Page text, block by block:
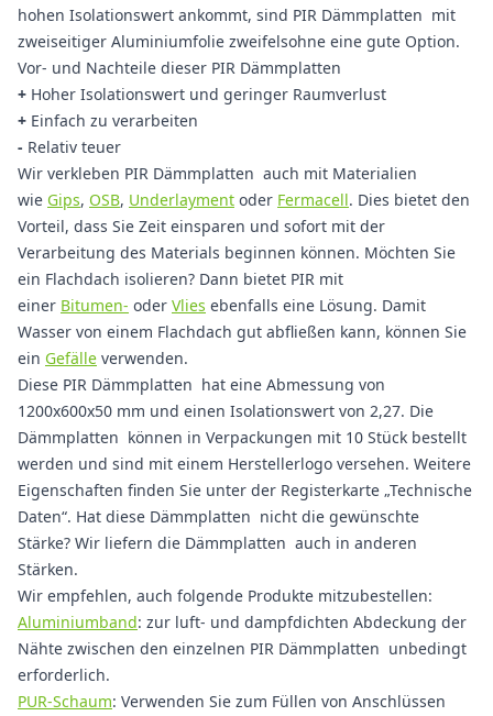
hohen Isolationswert ankommt, sind PIR Dämmplatten mit
zweiseitiger Aluminiumfolie zweifelsohne eine gute Option.
Vor- und Nachteile dieser PIR Dämmplatten
+ Hoher Isolationswert und geringer Raumverlust
+ Einfach zu verarbeiten
- Relativ teuer
Wir verkleben PIR Dämmplatten auch mit Materialien
wie Gips, OSB, Underlayment oder Fermacell. Dies bietet den
Vorteil, dass Sie Zeit einsparen und sofort mit der
Verarbeitung des Materials beginnen können. Möchten Sie
ein Flachdach isolieren? Dann bietet PIR mit
einer Bitumen- oder Vlies ebenfalls eine Lösung. Damit
Wasser von einem Flachdach gut abfließen kann, können Sie
ein Gefälle verwenden.
Diese PIR Dämmplatten hat eine Abmessung von
1200x600x50 mm und einen Isolationswert von 2,27. Die
Dämmplatten können in Verpackungen mit 10 Stück bestellt
werden und sind mit einem Herstellerlogo versehen. Weitere
Eigenschaften finden Sie unter der Registerkarte „Technische
Daten“. Hat diese Dämmplatten nicht die gewünschte
Stärke? Wir liefern die Dämmplatten auch in anderen
Stärken.
Wir empfehlen, auch folgende Produkte mitzubestellen:
Aluminiumband: zur luft- und dampfdichten Abdeckung der
Nähte zwischen den einzelnen PIR Dämmplatten unbedingt
erforderlich.
PUR-Schaum: Verwenden Sie zum Füllen von Anschlüssen